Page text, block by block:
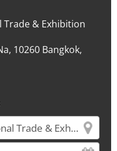
Trade & Exhibition
10260 Bangkok,